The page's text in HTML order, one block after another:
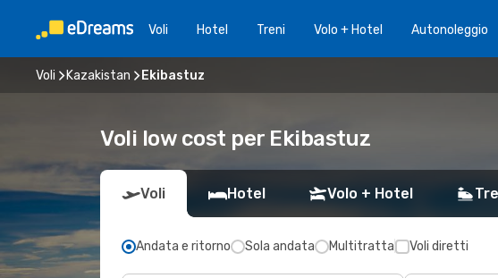
Voli Hotel Treni Volo + Hotel Autonoleggio
Voli Kazakistan Ekibastuz
Voli low cost per Ekibastuz
Voli Hotel Volo + Hotel
Andata e ritorno Sola andata Multitratta Voli diretti